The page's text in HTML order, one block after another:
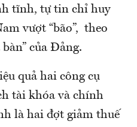
tĩnh, tự tin chỉ huy
vượt “bão”, theo
của Đảng.
quả hai công cụ
tài khóa và chính
là hai đợt giảm thuế